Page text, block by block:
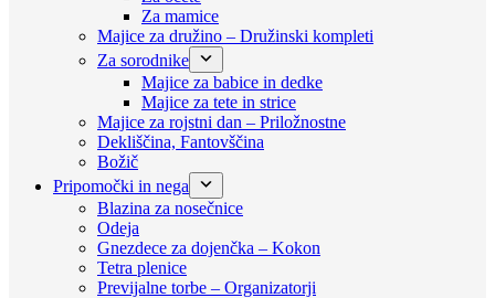
Za mamice
Majice za družino – Družinski kompleti
Za sorodnike
Majice za babice in dedke
Majice za tete in strice
Majice za rojstni dan – Priložnostne
Dekliščina, Fantovščina
Božič
Pripomočki in nega
Blazina za nosečnice
Odeja
Gnezdece za dojenčka – Kokon
Tetra plenice
Previjalne torbe – Organizatorji